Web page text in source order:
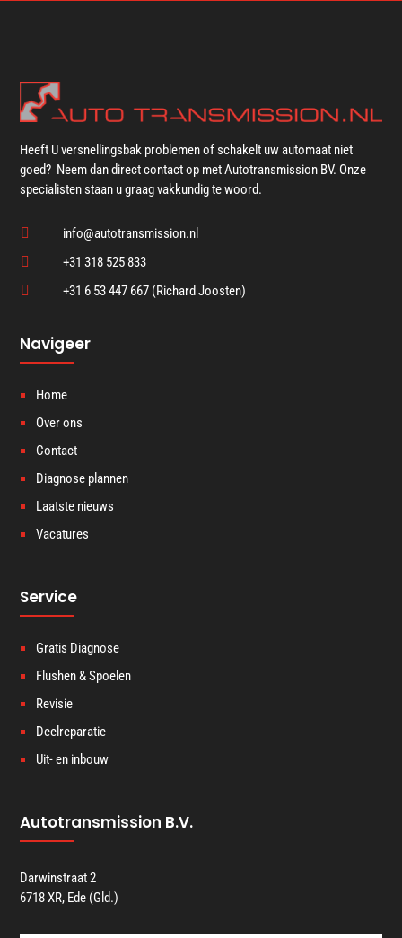
Heeft U versnellingsbak problemen of schakelt uw automaat niet
goed? Neem dan direct contact op met Autotransmission BV. Onze
specialisten staan u graag vakkundig te woord.
 info@autotransmission.nl
 +31 318 525 833
 +31 6 53 447 667 (Richard Joosten)
Navigeer
Home
Over ons
Contact
Diagnose plannen
Laatste nieuws
Vacatures
Service
Gratis Diagnose
Flushen & Spoelen
Revisie
Deelreparatie
Uit- en inbouw
Autotransmission B.V.
Darwinstraat 2
6718 XR, Ede (Gld.)